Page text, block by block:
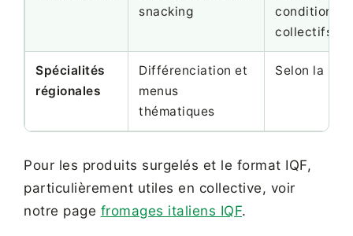
snacking
collectifs
Spécialités
régionales
Différenciation et
menus
thématiques
Selon la
Pour les produits surgelés et le format IQF,
particulièrement utiles en collective, voir
notre page fromages italiens IQF.